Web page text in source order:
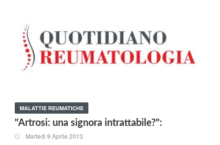
MALATTIE REUMATICHE
"Artrosi: una signora intrattabile?":
Martedi 9 Aprile 2013